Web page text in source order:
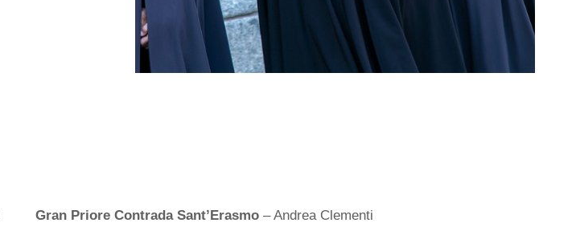
Gran Priore Contrada Sant’Erasmo – Andrea Clementi